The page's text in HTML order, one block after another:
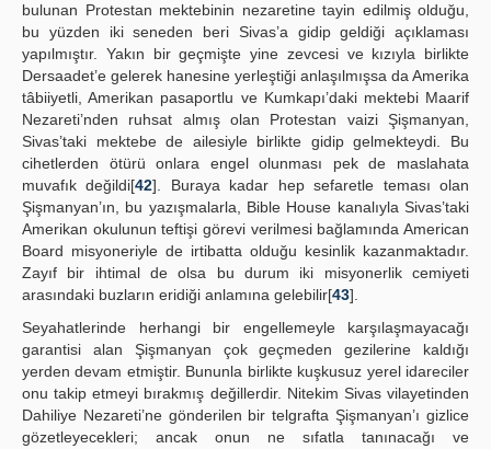
bulunan Protestan mektebinin nezaretine tayin edilmiş olduğu,
bu yüzden iki seneden beri Sivas’a gidip geldiği açıklaması
yapılmıştır. Yakın bir geçmişte yine zevcesi ve kızıyla birlikte
Dersaadet’e gelerek hanesine yerleştiği anlaşılmışsa da Amerika
tâbiiyetli, Amerikan pasaportlu ve Kumkapı’daki mektebi Maarif
Nezareti’nden ruhsat almış olan Protestan vaizi Şişmanyan,
Sivas’taki mektebe de ailesiyle birlikte gidip gelmekteydi. Bu
cihetlerden ötürü onlara engel olunması pek de maslahata
muvafık değildi[42]. Buraya kadar hep sefaretle teması olan
Şişmanyan’ın, bu yazışmalarla, Bible House kanalıyla Sivas’taki
Amerikan okulunun teftişi görevi verilmesi bağlamında American
Board misyoneriyle de irtibatta olduğu kesinlik kazanmaktadır.
Zayıf bir ihtimal de olsa bu durum iki misyonerlik cemiyeti
arasındaki buzların eridiği anlamına gelebilir[43].
Seyahatlerinde herhangi bir engellemeyle karşılaşmayacağı
garantisi alan Şişmanyan çok geçmeden gezilerine kaldığı
yerden devam etmiştir. Bununla birlikte kuşkusuz yerel idareciler
onu takip etmeyi bırakmış değillerdir. Nitekim Sivas vilayetinden
Dahiliye Nezareti’ne gönderilen bir telgrafta Şişmanyan’ı gizlice
gözetleyecekleri; ancak onun ne sıfatla tanınacağı ve